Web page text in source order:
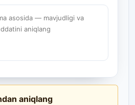
asosida — mavjudligi va
aniqlang
aniqlang